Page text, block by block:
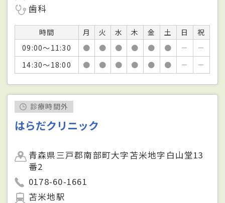
歯科
時間 月 火 水 木 金 土 日
祝
09:00～11:30
● ● ● ● ● ● －
－
14:30～18:00
● ● ● ● ● ● － －
診療時間外
はらだクリニック
青森県三戸郡南部町大字苫米地字白山堂13
番2
0178-60-1661
苫米地駅